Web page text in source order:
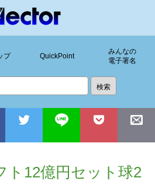
プ QuickPoint
みんなの
電子署名
ト12億円セット球2